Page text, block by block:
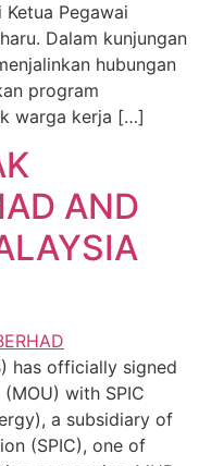
Pegawai
Dalam kunjungan
hubungan
program
warga kerja […]
AND
has officially signed
with SPIC
a subsidiary of
(SPIC), one of